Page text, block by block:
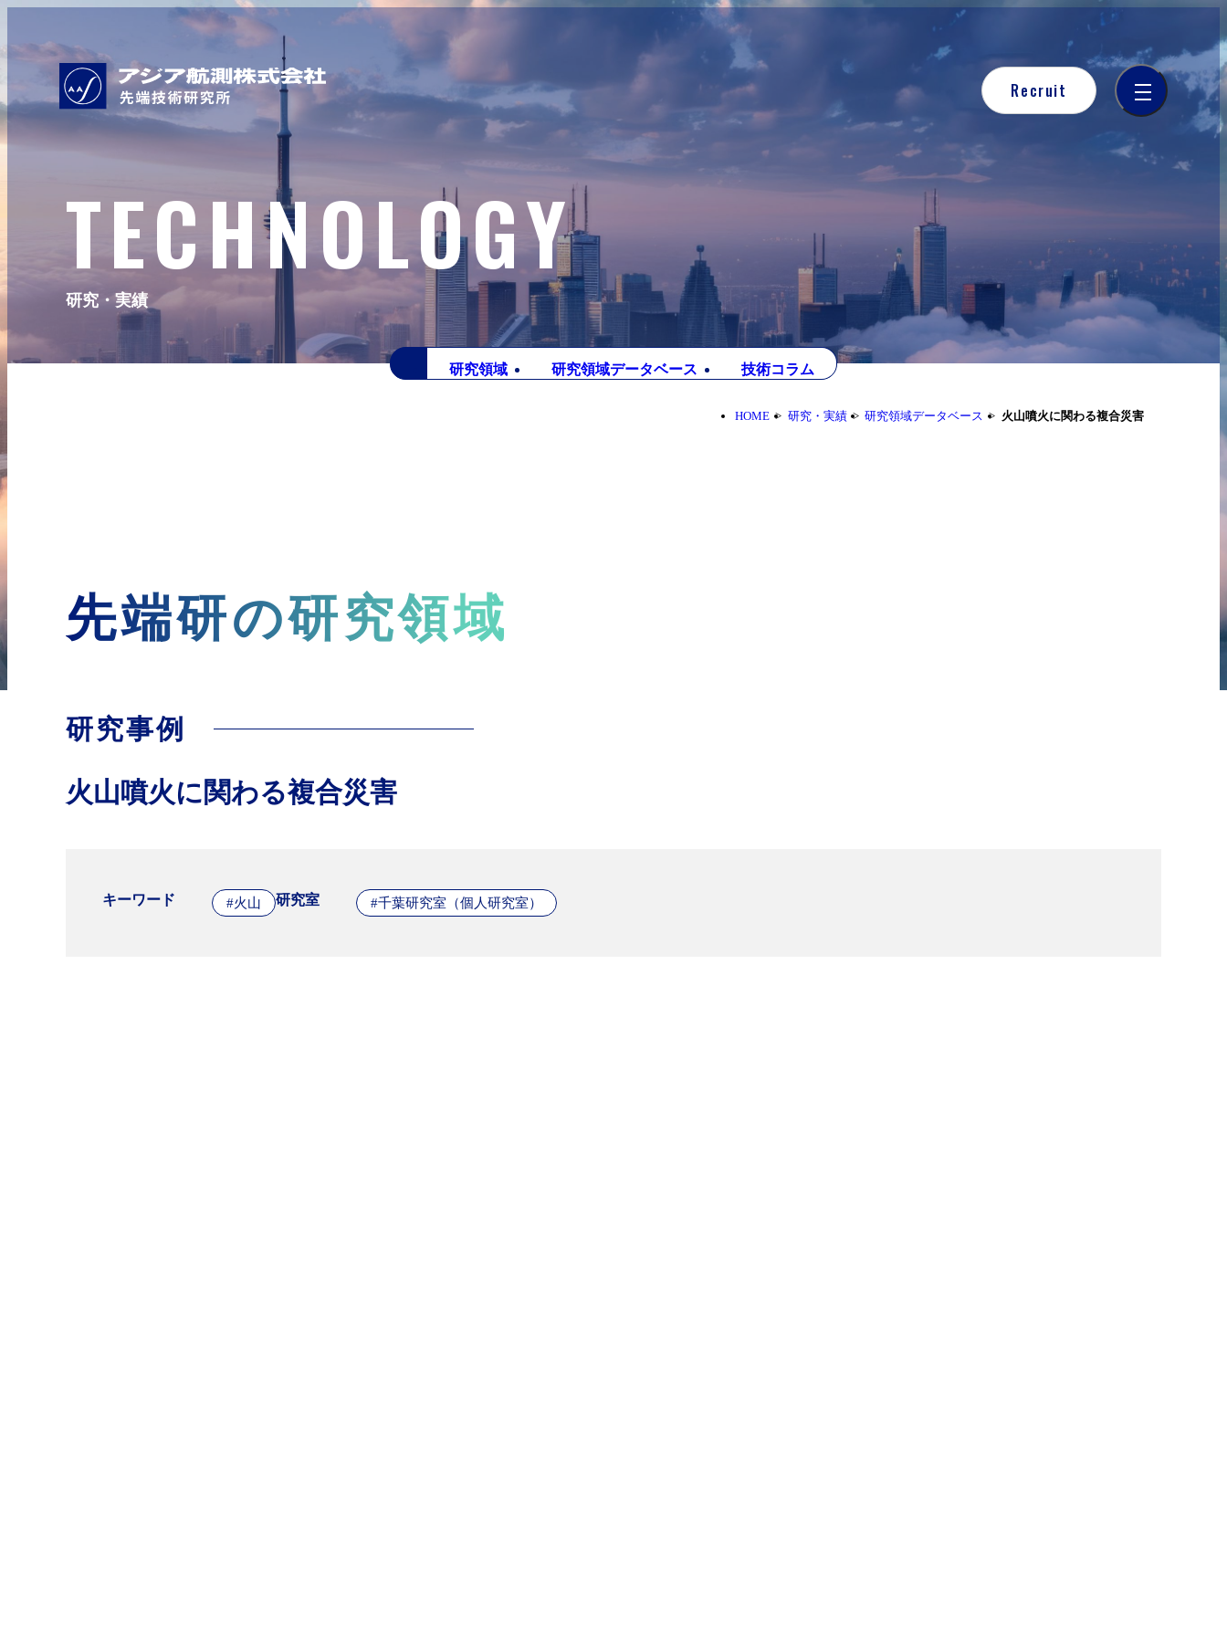
Recruit
TECHNOLOGY
研究・実績
研究領域 研究領域データベース 技術コラム
HOME 研究・実績 研究領域データベース 火山噴火に関わる複合災害
先端研の研究領域
研究事例
火山噴火に関わる複合災害
キーワード #火山 研究室 #千葉研究室（個人研究室）